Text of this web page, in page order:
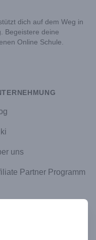
dich auf dem Weg in
Begeistere deine
Online Schule.
uns
Partner Programm